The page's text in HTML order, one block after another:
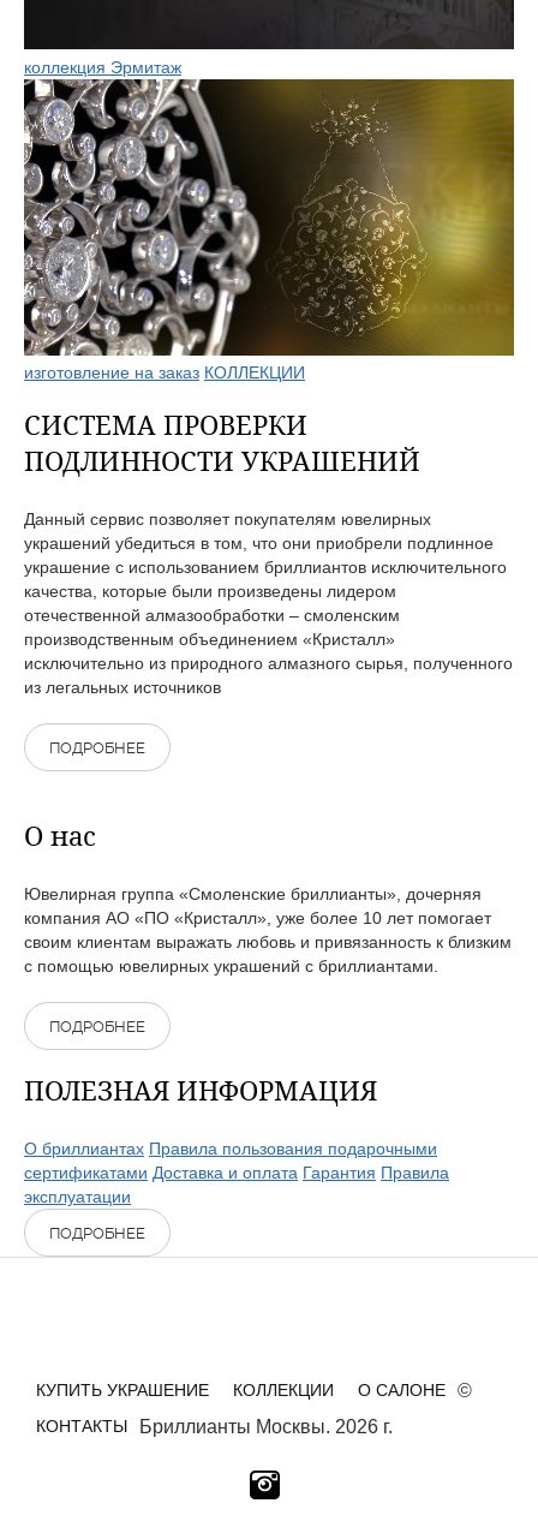
коллекция Эрмитаж
изготовление на заказ КОЛЛЕКЦИИ
СИСТЕМА ПРОВЕРКИ
ПОДЛИННОСТИ УКРАШЕНИЙ
Данный сервис позволяет покупателям ювелирных
украшений убедиться в том, что они приобрели подлинное
украшение с использованием бриллиантов исключительного
качества, которые были произведены лидером
отечественной алмазообработки – смоленским
производственным объединением «Кристалл»
исключительно из природного алмазного сырья, полученного
из легальных источников
ПОДРОБНЕЕ
О нас
Ювелирная группа «Смоленские бриллианты», дочерняя
компания АО «ПО «Кристалл», уже более 10 лет помогает
своим клиентам выражать любовь и привязанность к близким
с помощью ювелирных украшений с бриллиантами.
ПОДРОБНЕЕ
ПОЛЕЗНАЯ ИНФОРМАЦИЯ
О бриллиантах Правила пользования подарочными
сертификатами Доставка и оплата Гарантия Правила
эксплуатации
ПОДРОБНЕЕ
КУПИТЬ УКРАШЕНИЕ КОЛЛЕКЦИИ
О САЛОНЕ
КОНТАКТЫ
©
Бриллианты Москвы. 2026 г.